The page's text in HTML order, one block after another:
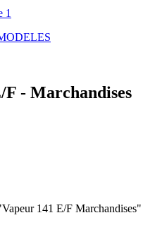
1
F - Marchandises
141 E/F Marchandises"